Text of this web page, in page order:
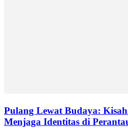
Pulang Lewat Budaya:
Menjaga Identitas di